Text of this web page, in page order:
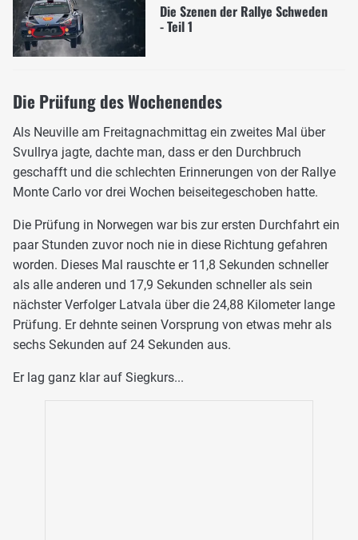
Die Szenen der Rallye Schweden
- Teil 1
Die Prüfung des Wochenendes
Als Neuville am Freitagnachmittag ein zweites Mal über
Svullrya jagte, dachte man, dass er den Durchbruch
geschafft und die schlechten Erinnerungen von der Rallye
Monte Carlo vor drei Wochen beiseitegeschoben hatte.
Die Prüfung in Norwegen war bis zur ersten Durchfahrt ein
paar Stunden zuvor noch nie in diese Richtung gefahren
worden. Dieses Mal rauschte er 11,8 Sekunden schneller
als alle anderen und 17,9 Sekunden schneller als sein
nächster Verfolger Latvala über die 24,88 Kilometer lange
Prüfung. Er dehnte seinen Vorsprung von etwas mehr als
sechs Sekunden auf 24 Sekunden aus.
Er lag ganz klar auf Siegkurs...